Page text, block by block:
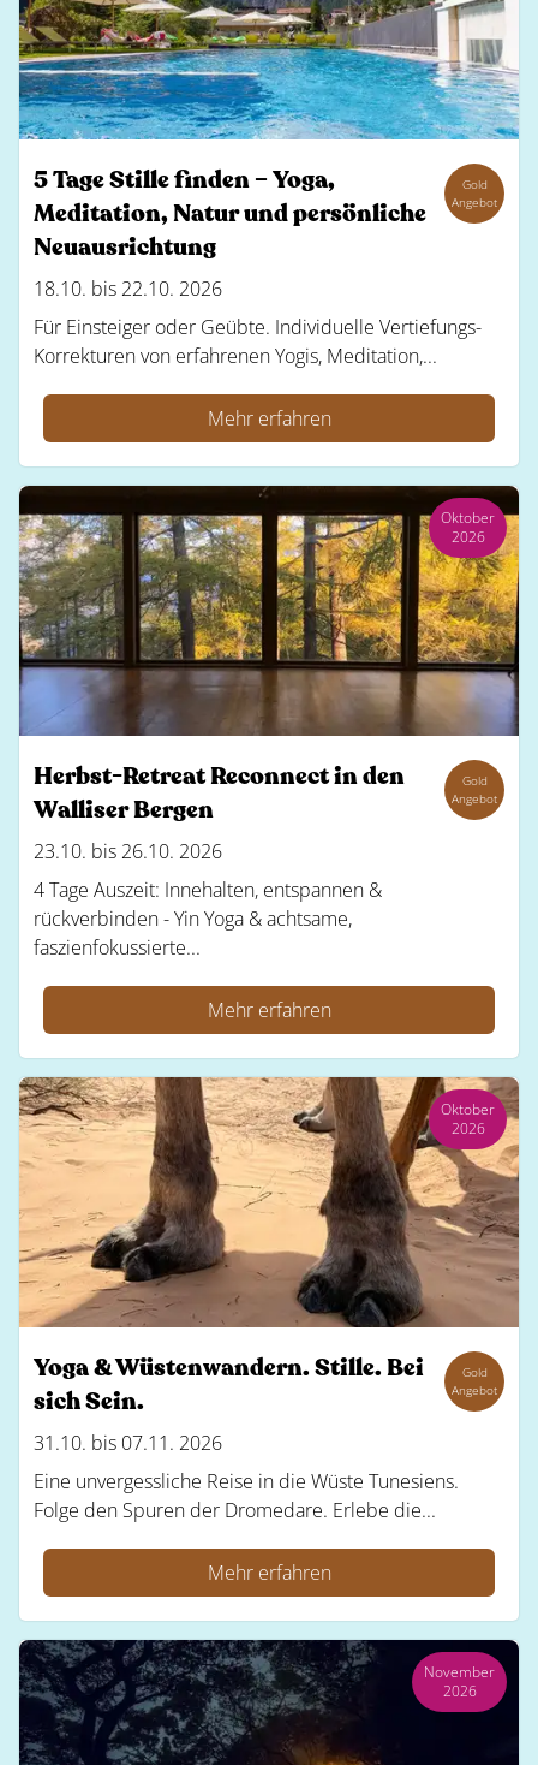
5 Tage Stille finden – Yoga,
Meditation, Natur und persönliche
Neuausrichtung
Gold
Angebot
18.10. bis 22.10. 2026
Für Einsteiger oder Geübte. Individuelle Vertiefungs-
Korrekturen von erfahrenen Yogis, Meditation,...
Mehr erfahren
Oktober
2026
Herbst-Retreat Reconnect in den
Walliser Bergen
Gold
Angebot
23.10. bis 26.10. 2026
4 Tage Auszeit: Innehalten, entspannen &
rückverbinden - Yin Yoga & achtsame,
faszienfokussierte...
Mehr erfahren
Oktober
2026
Yoga & Wüstenwandern. Stille. Bei
sich Sein.
Gold
Angebot
31.10. bis 07.11. 2026
Eine unvergessliche Reise in die Wüste Tunesiens.
Folge den Spuren der Dromedare. Erlebe die...
Mehr erfahren
November
2026